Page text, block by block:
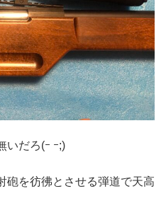
いだろ(ｰ ｰ;)
砲を彷彿とさせる弾道で天高